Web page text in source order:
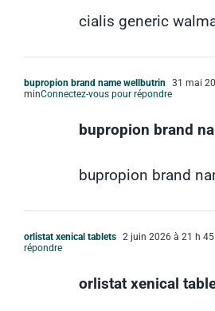
cialis generic
bupropion brand name wellbutrin 31 mai
minConnectez-vous pour répondre
bupropion brand
bupropion brand
orlistat xenical tablets 2 juin 2026 à 21 h
répondre
orlistat xenical